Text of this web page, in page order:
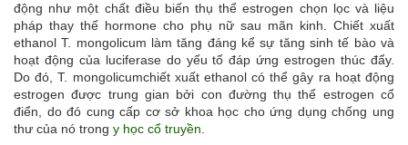
động như một chất điều biến thụ thể estrogen chọn lọc và liệu
pháp thay thế hormone cho phụ nữ sau mãn kinh. Chiết xuất
ethanol T. mongolicum làm tăng đáng kể sự tăng sinh tế bào và
hoạt động của luciferase do yếu tố đáp ứng estrogen thúc đẩy.
Do đó, T. mongolicumchiết xuất ethanol có thể gây ra hoạt động
estrogen được trung gian bởi con đường thụ thể estrogen cổ
điển, do đó cung cấp cơ sở khoa học cho ứng dụng chống ung
thư của nó trong y học cổ truyền